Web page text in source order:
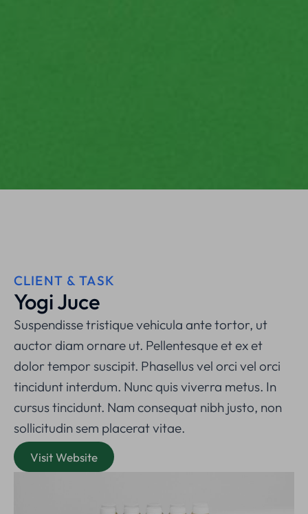
CLIENT & TASK
Yogi Juce
Suspendisse tristique vehicula ante tortor, ut
auctor diam ornare ut. Pellentesque et ex et
dolor tempor suscipit. Phasellus vel orci vel orci
tincidunt interdum. Nunc quis viverra metus. In
cursus tincidunt. Nam consequat nibh justo, non
sollicitudin sem placerat vitae.
Visit Website